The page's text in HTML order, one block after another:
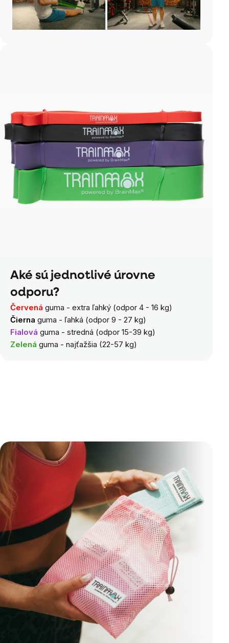
Aké sú jednotlivé úrovne
odporu?
Červená guma - extra ľahký (odpor 4 - 16 kg)
Čierna guma - ľahká (odpor 9 - 27 kg)
Fialová guma - stredná (odpor 15-39 kg)
Zelená guma - najťažšia (22-57 kg)